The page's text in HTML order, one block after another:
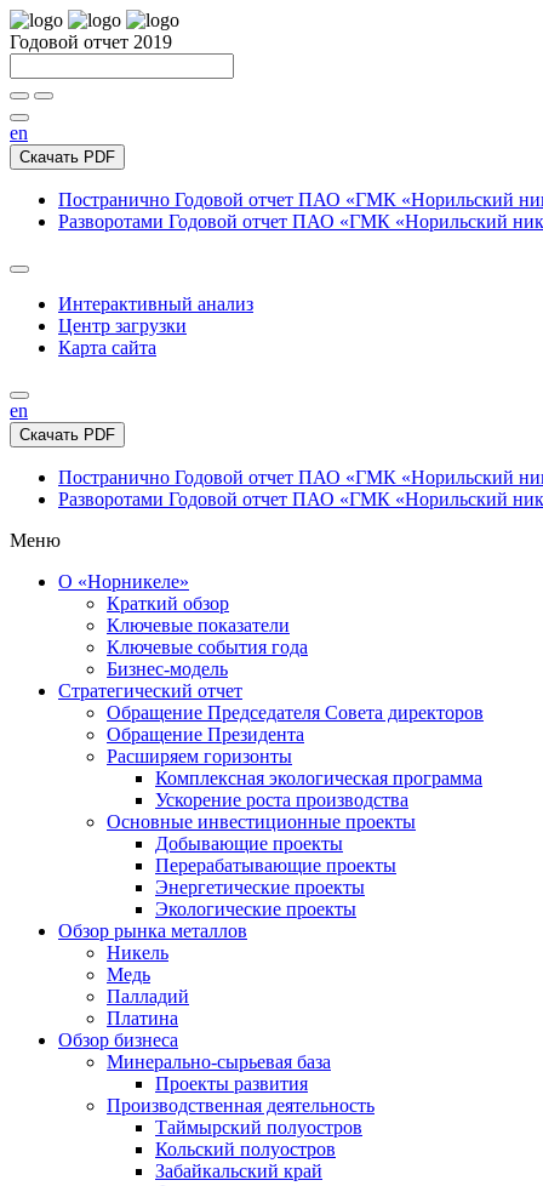
Годовой отчет 2019
en
Скачать PDF
Постранично Годовой отчет ПАО «ГМК «Норильский
Разворотами Годовой отчет ПАО «ГМК «Норильский
Интерактивный анализ
Центр загрузки
Карта сайта
en
Скачать PDF
Постранично Годовой отчет ПАО «ГМК «Норильский
Разворотами Годовой отчет ПАО «ГМК «Норильский
Меню
О «Норникеле»
Краткий обзор
Ключевые показатели
Ключевые события года
Бизнес-модель
Стратегический отчет
Обращение Председателя Совета директоров
Обращение Президента
Расширяем горизонты
Комплексная экологическая программа
Ускорение роста производства
Основные инвестиционные проекты
Добывающие проекты
Перерабатывающие проекты
Энергетические проекты
Экологические проекты
Обзор рынка металлов
Никель
Медь
Палладий
Платина
Обзор бизнеса
Минерально-сырьевая база
Проекты развития
Производственная деятельность
Таймырский полуостров
Кольский полуостров
Забайкальский край